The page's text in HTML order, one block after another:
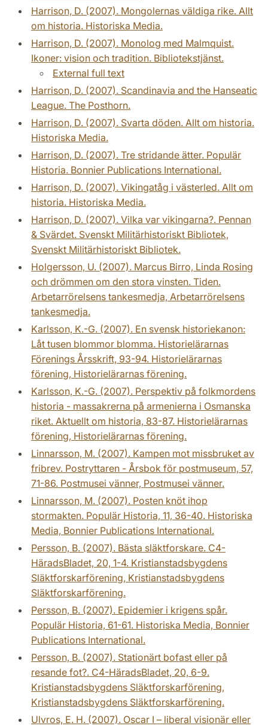
Harrison, D. (2007). Mongolernas väldiga rike. Allt
om historia. Historiska Media.
Harrison, D. (2007). Monolog med Malmquist.
Ikoner: vision och tradition. Bibliotekstjänst.
External full text
Harrison, D. (2007). Scandinavia and the Hanseatic
League. The Posthorn.
Harrison, D. (2007). Svarta döden. Allt om historia.
Historiska Media.
Harrison, D. (2007). Tre stridande ätter. Populär
Historia. Bonnier Publications International.
Harrison, D. (2007). Vikingatåg i västerled. Allt om
historia. Historiska Media.
Harrison, D. (2007). Vilka var vikingarna?. Pennan
& Svärdet. Svenskt Militärhistoriskt Bibliotek,
Svenskt Militärhistoriskt Bibliotek.
Holgersson, U. (2007). Marcus Birro, Linda Rosing
och drömmen om den stora vinsten. Tiden.
Arbetarrörelsens tankesmedja, Arbetarrörelsens
tankesmedja.
Karlsson, K.-G. (2007). En svensk historiekanon:
Låt tusen blommor blomma. Historielärarnas
Förenings Årsskrift, 93-94. Historielärarnas
förening, Historielärarnas förening.
Karlsson, K.-G. (2007). Perspektiv på folkmordens
historia - massakrerna på armenierna i Osmanska
riket. Aktuellt om historia, 83-87. Historielärarnas
förening, Historielärarnas förening.
Linnarsson, M. (2007). Kampen mot missbruket av
fribrev. Postryttaren - Årsbok för postmuseum, 57,
71-86. Postmusei vänner, Postmusei vänner.
Linnarsson, M. (2007). Posten knöt ihop
stormakten. Populär Historia, 11, 36-40. Historiska
Media, Bonnier Publications International.
Persson, B. (2007). Bästa släktforskare. C4-
HäradsBladet, 20, 1-4. Kristianstadsbygdens
Släktforskarförening, Kristianstadsbygdens
Släktforskarförening.
Persson, B. (2007). Epidemier i krigens spår.
Populär Historia, 61-61. Historiska Media, Bonnier
Publications International.
Persson, B. (2007). Stationärt bofast eller på
resande fot?. C4-HäradsBladet, 20, 6-9.
Kristianstadsbygdens Släktforskarförening,
Kristianstadsbygdens Släktforskarförening.
Ulvros, E. H. (2007). Oscar I – liberal visionär eller